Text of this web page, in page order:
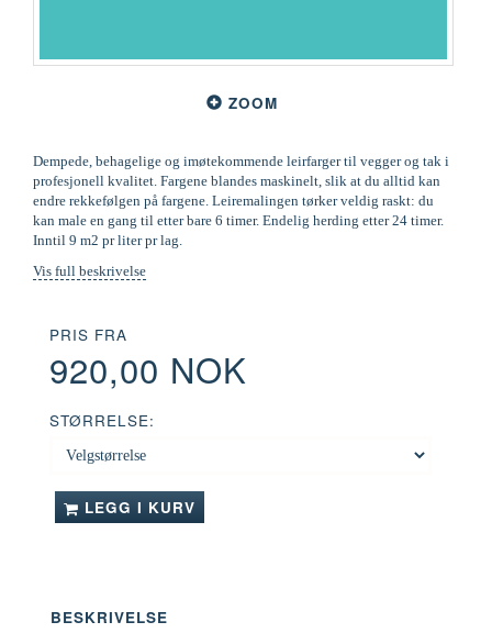
ZOOM
Dempede, behagelige og imøtekommende leirfarger til vegger og tak i
profesjonell kvalitet. Fargene blandes maskinelt, slik at du alltid kan
endre rekkefølgen på fargene. Leiremalingen tørker veldig raskt: du
kan male en gang til etter bare 6 timer. Endelig herding etter 24 timer.
Inntil 9 m2 pr liter pr lag.
Vis full beskrivelse
PRIS FRA
920,00 NOK
STØRRELSE:
LEGG I KURV
BESKRIVELSE